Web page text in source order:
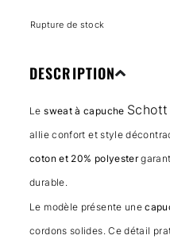
Rupture de stock
DESCRIPTION
Lesweat à capuche Schott
allie confort et style
coton et 20% polyester
durable.
Le modèle présente une
cordons solides. Ce détail